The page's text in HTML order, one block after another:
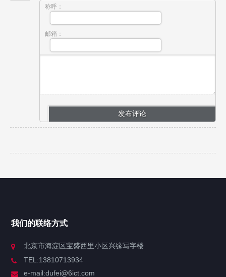
称呼：
邮箱：
我们的联络方式
北京市海淀区宝盛西里小区兴缘写字楼
TEL:13810713934
e-mail:dufei@6ict.com